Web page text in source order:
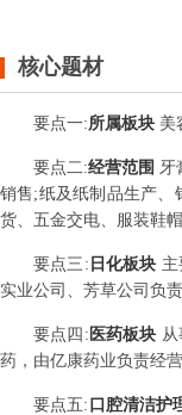
核心题材
要点一:所属板块 美
要点二:经营范围 牙
销售;纸及纸制品生产、
货、五金交电、服装鞋
要点三 : 日化板块
实业公司、芳草公司负责
要点 四 : 医药板块
药，由亿康药业负责经营
要点五: 口腔清洁护